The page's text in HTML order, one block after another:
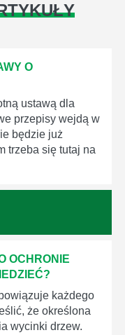
O
ustawą dla
przepisy wejdą w
będzie już
trzeba się tutaj na
OCHRONIE
każdego
że określona
wycinki drzew.